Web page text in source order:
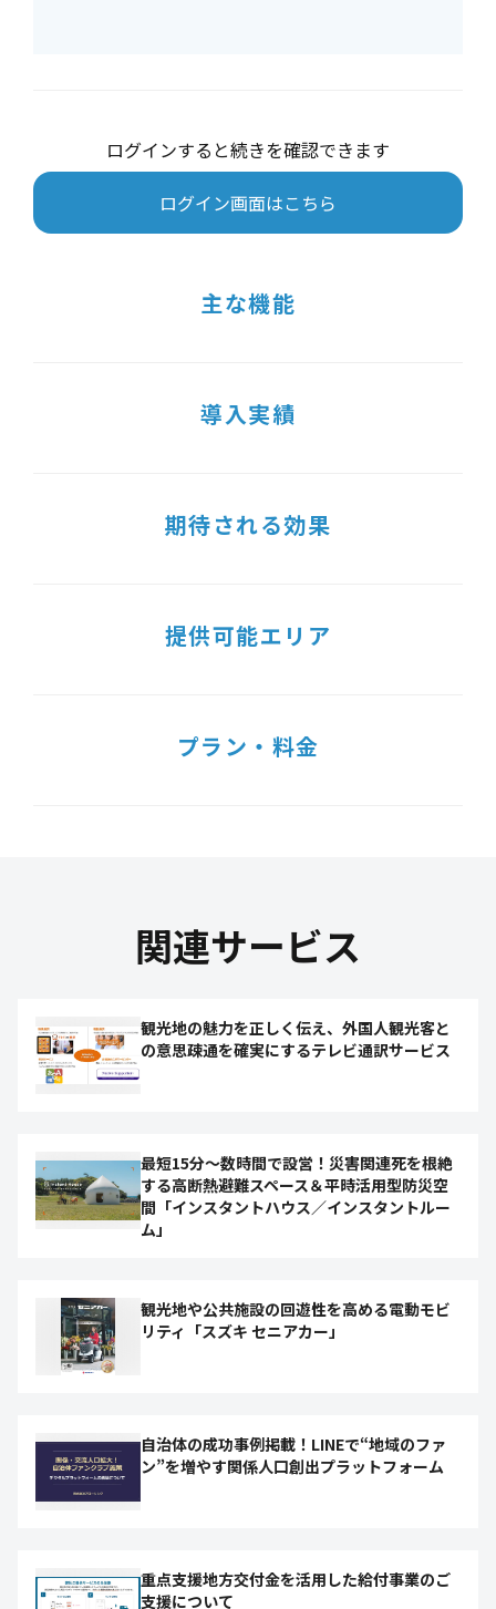
ログインすると続きを確認できます
ログイン画面はこちら
主な機能
導入実績
期待される効果
提供可能エリア
プラン・料金
関連サービス
観光地の魅力を正しく伝え、外国人観光客と
の意思疎通を確実にするテレビ通訳サービス
最短15分〜数時間で設営！災害関連死を根絶
する高断熱避難スペース＆平時活用型防災空
間「インスタントハウス／インスタントルー
ム」
観光地や公共施設の回遊性を高める電動モビ
リティ「スズキ セニアカー」
自治体の成功事例掲載！LINEで“地域のファ
ン”を増やす関係人口創出プラットフォーム
重点支援地方交付金を活用した給付事業のご
支援について